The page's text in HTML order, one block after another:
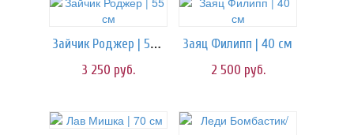
Зайчик Роджер | 55 см
3 250 руб.
Заяц Филипп | 40 см
2 500 руб.